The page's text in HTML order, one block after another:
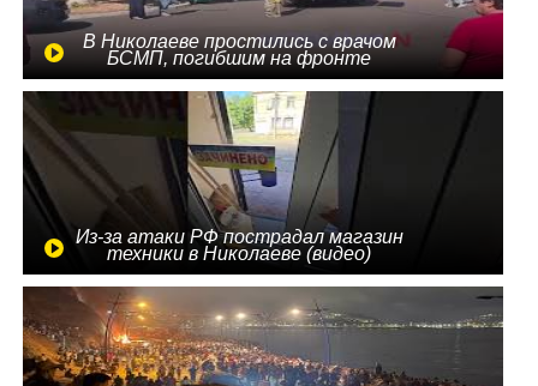
В Николаеве простились с врачом
БСМП, погибшим на фронте
Из-за атаки РФ пострадал магазин
техники в Николаеве (видео)